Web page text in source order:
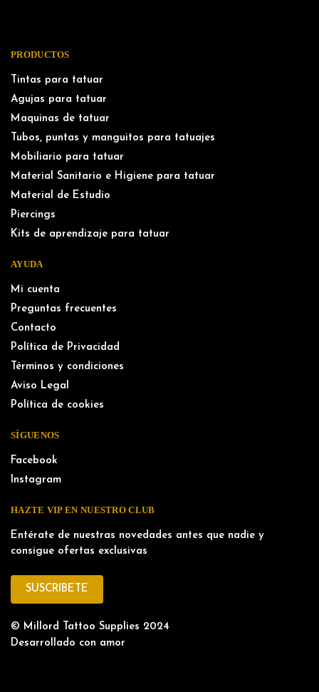
PRODUCTOS
Tintas para tatuar
Agujas para tatuar
Maquinas de tatuar
Tubos, puntas y manguitos para tatuajes
Mobiliario para tatuar
Material Sanitario e Higiene para tatuar
Material de Estudio
Piercings
Kits de aprendizaje para tatuar
AYUDA
Mi cuenta
Preguntas frecuentes
Contacto
Política de Privacidad
Términos y condiciones
Aviso Legal
Política de cookies
SÍGUENOS
Facebook
Instagram
HAZTE VIP EN NUESTRO CLUB
Entérate de nuestras novedades antes que nadie y
consigue ofertas exclusivas
SUSCRIBETE
© Millord Tattoo Supplies 2024
Desarrollado con amor